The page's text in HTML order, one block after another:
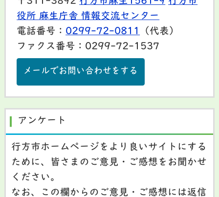
役所 麻生庁舎 情報交流センター
電話番号： 0299-72-0811
（代表）
ファクス番号：0299-72-1537
メールでお問い合わせをする
アンケート
行方市ホームページをより良いサイトにする
ために、皆さまのご意見・ご感想をお聞かせ
ください。
なお、この欄からのご意見・ご感想には返信